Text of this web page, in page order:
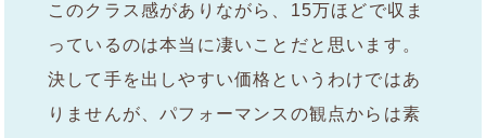
このクラス感がありながら、15万ほどで収ま
っているのは本当に凄いことだと思います。
決して手を出しやすい価格というわけではあ
りませんが、パフォーマンスの観点からは素